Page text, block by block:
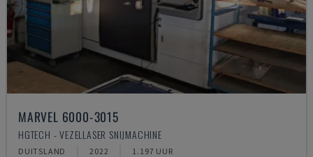
MARVEL 6000-3015
HGTECH - VEZELLASER SNIJMACHINE
DUITSLAND 2022 1.197 UUR